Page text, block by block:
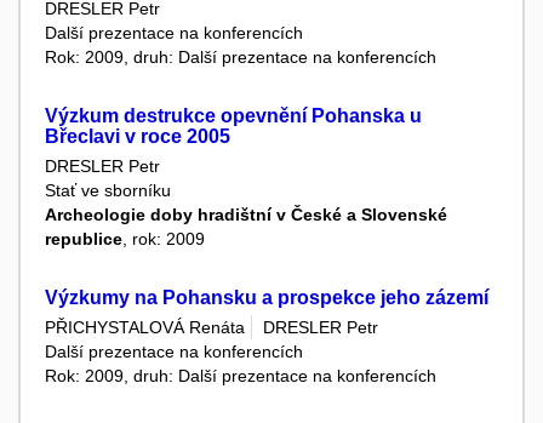
DRESLER Petr
Další prezentace na konferencích
Rok: 2009, druh: Další prezentace na konferencích
Výzkum destrukce opevnění Pohanska u
Břeclavi v roce 2005
DRESLER Petr
Stať ve sborníku
Archeologie doby hradištní v České a Slovenské
republice , rok: 2009
Výzkumy na Pohansku a prospekce jeho zázemí
PŘICHYSTALOVÁ Renáta
DRESLER Petr
Další prezentace na konferencích
Rok: 2009, druh: Další prezentace na konferencích